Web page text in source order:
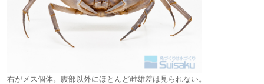
右がメス個体。腹部以外にほとんど雌雄差は見られない。